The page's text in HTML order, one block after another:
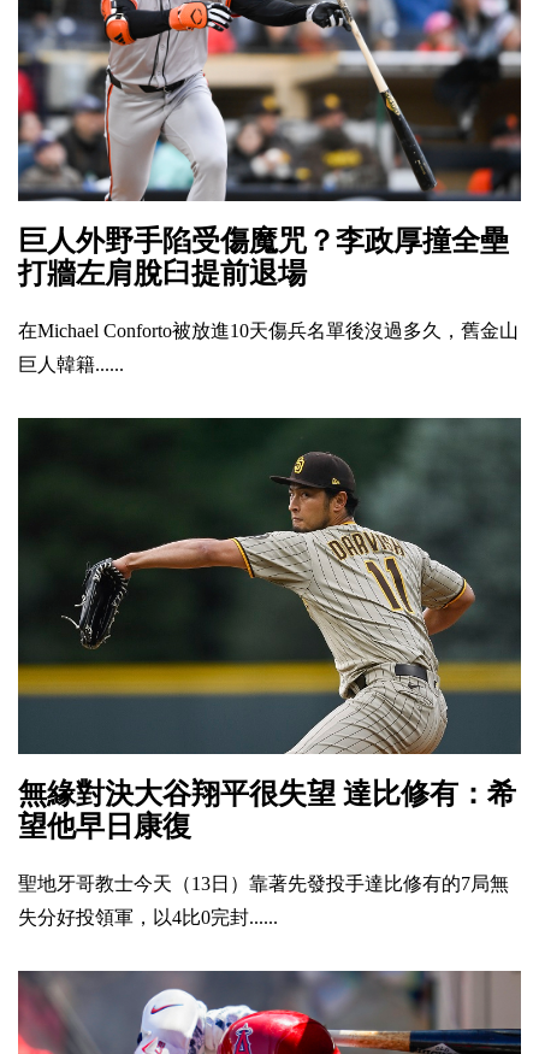
巨人外野手陷受傷魔咒？李政厚撞全壘
打牆左肩脫臼提前退場
在Michael Conforto被放進10天傷兵名單後沒過多久，舊金山
巨人韓籍......
無緣對決大谷翔平很失望 達比修有：希
望他早日康復
聖地牙哥教士今天（13日）靠著先發投手達比修有的7局無
失分好投領軍，以4比0完封......